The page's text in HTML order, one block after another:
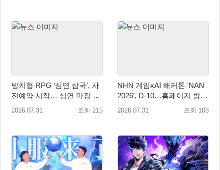
방치형 RPG ‘심연 삼국’, 사
전예약 시작… 심연 마장 수
집·육성 예고
2026.07.31 조회 215
NHN 게임xAI 해커톤 ‘NAN
2026’, D-10…홈페이지 방문
자 10만 명 돌파
2026.07.31 조회 108